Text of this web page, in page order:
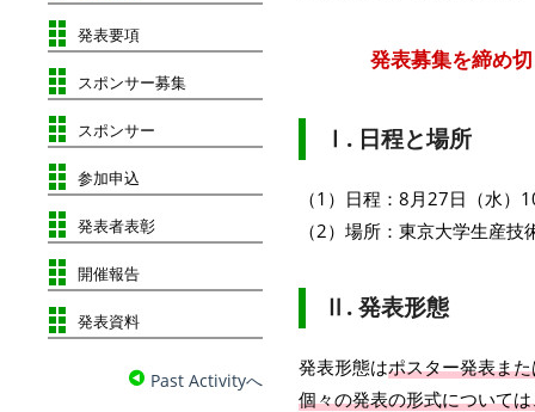
発表要項
スポンサー募集
スポンサー
参加申込
発表者表彰
開催報告
発表資料
Past Activityへ
発表募集を締め
Ⅰ. 日程と場所
（1）日程：8月27日（水
（2）場所：東京大学生産
Ⅱ. 発表形態
発表形態はポスター発表ま
個々の発表の形式について